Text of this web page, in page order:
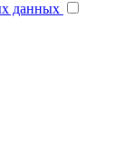
данных